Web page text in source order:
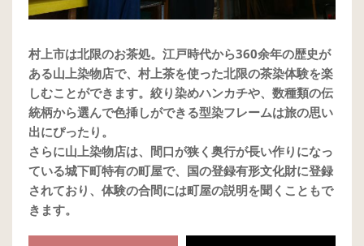
村上市は北限のお茶処。江戸時代から360余年の歴史が
ある山上染物店で、村上茶を使った北限の茶染体験を楽
しむことができます。絞り染めハンカチや、数種類の伝
統柄から選んで色挿しができる型染フレームは旅の思い
出にぴったり。
さらに山上染物店は、間口が狭く奥行が長い作りになっ
ている城下町特有の町屋で、国の登録有形文化財に登録
されており、体験の合間には町屋の説明を聞くこともで
きます。